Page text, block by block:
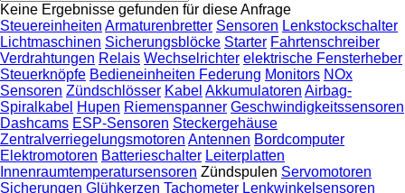
Keine Ergebnisse gefunden für diese Anfrage
Steuereinheiten Armaturenbretter Sensoren Lenkstockschalter
Lichtmaschinen Sicherungsblöcke Starter Fahrtenschreiber
Verdrahtungen Relais Wechselrichter elektrische Fensterheber
Steuerknöpfe Bedieneinheiten Federung Monitors NOx
Sensoren Zündschlösser Kabel Akkumulatoren Airbag-
Spiralkabel Hupen Riemenspanner Geschwindigkeitssensoren
Dashcams ESP-Sensoren Steckergehäuse
Zentralverriegelungsmotoren Antennen Bordcomputer
Elektromotoren Batterieschalter Leiterplatten
Innenraumtemperatursensoren Zündspulen Servomotoren
Sicherungen Glühkerzen Tachometer Lenkwinkelsensoren